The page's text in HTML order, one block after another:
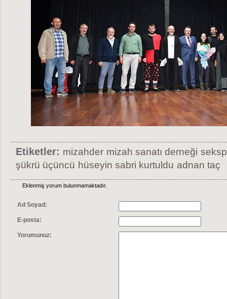
Etiketler: mizahder mizah sanatı derneği
şükrü üçüncü hüseyin sabri kurtuldu adnan taç
Eklenmiş yorum bulunmamaktadır.
Ad Soyad:
E-posta:
Yorumunuz: